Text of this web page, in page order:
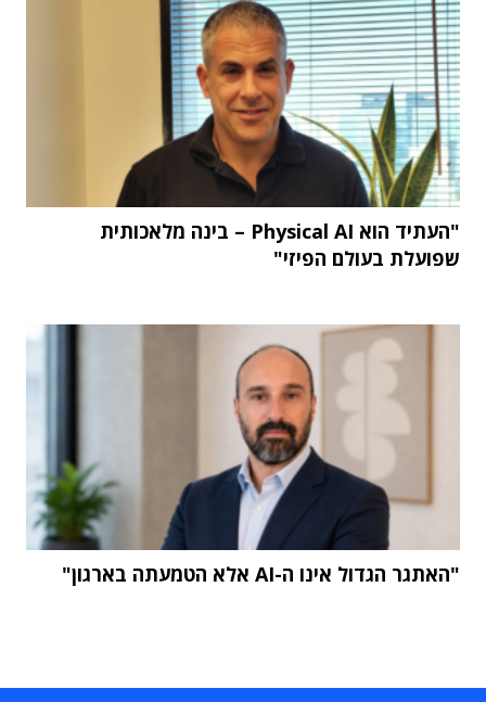
"העתיד הוא Physical AI – בינה מלאכותית
שפועלת בעולם הפיזי"
"האתגר הגדול אינו ה-AI אלא הטמעתה בארגון"